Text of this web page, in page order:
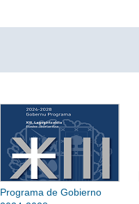
Programa de Gobierno